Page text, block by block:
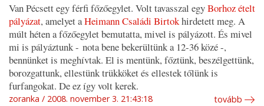
Van Pécsett egy férfi főzőegylet. Volt tavasszal egyBorhoz ételt
pályázat, amelyet aHeimann Családi Birtokhirdetett meg. A
múlt héten a főzőegylet bemutatta, mivel is pályázott. És mivel
mi is pályáztunk - nota bene bekerültünk a 12-36 közé -,
bennünket is meghívtak. El is mentünk, főztünk, beszélgettünk,
borozgattunk, ellestünk trükköket és ellestek tőlünk is
furfangokat. De ez így volt kerek.
zoranka 2008. november 3. 21:43:18 tovább